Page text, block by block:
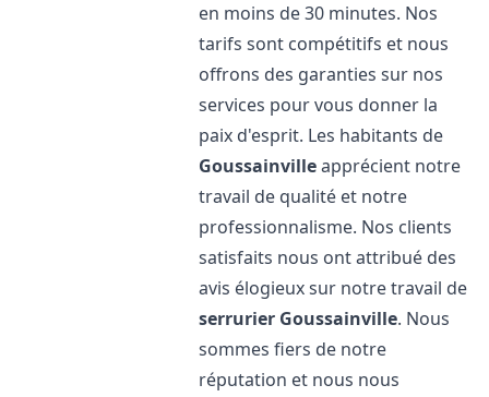
en moins de 30 minutes. Nos
tarifs sont compétitifs et nous
offrons des garanties sur nos
services pour vous donner la
paix d'esprit. Les habitants de
Goussainvilleapprécient notre
travail de qualité et notre
professionnalisme. Nos clients
satisfaits nous ont attribué des
avis élogieux sur notre travail de
serrurier Goussainville. Nous
sommes fiers de notre
réputation et nous nous